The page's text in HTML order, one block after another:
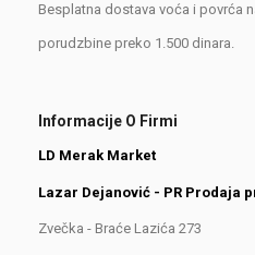
Besplatna dostava voća i povrća
porudzbine preko 1.500 dinara.
Informacije O Firmi
LD Merak Market
Lazar Dejanović - PR Prodaja
Zvečka - Braće Lazića 273